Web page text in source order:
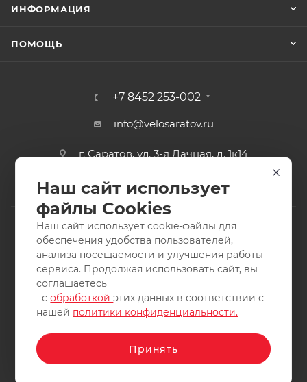
ИНФОРМАЦИЯ
ПОМОЩЬ
+7 8452 253-002
info@velosaratov.ru
г. Саратов, ул. 3-я Дачная, д. 1к14
2011-2026 © интернет-магазин спортивных товаров
ВелоСаратов. Не является публичной офертой. Все права
защищены. Заимствование материалов и фотографий
запрещено.
Наш сайт использует
файлы Cookies
Наш сайт использует cookie-файлы для
обеспечения удобства пользователей,
анализа посещаемости и улучшения работы
сервиса. Продолжая использовать сайт, вы
соглашаетесь
собработкойэтих данных в соответствии с
нашей политики конфиденциальности.
Принять